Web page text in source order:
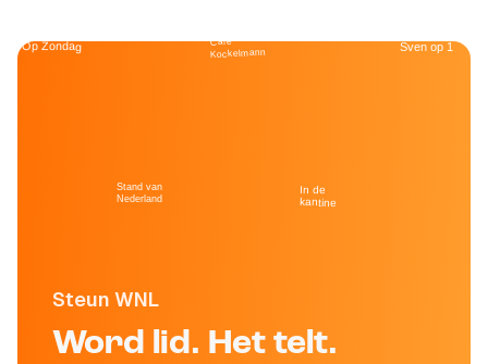
Steun WNL
Word lid. Het telt.
Op Zondag
Stand van
Nederland
Café
Kockelmann
In de
kantine
Sven op 1